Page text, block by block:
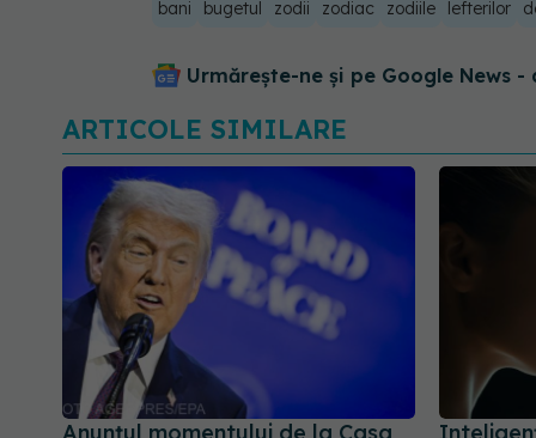
bani bugetul zodii zodiac zodiile lefterilor
Urmărește-ne și pe Google News -
ARTICOLE SIMILARE